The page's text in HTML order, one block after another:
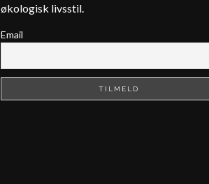
økologisk livsstil.
Email